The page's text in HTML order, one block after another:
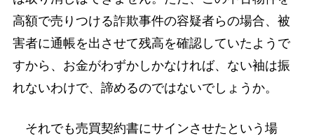
高額で売りつける詐欺事件の容疑者らの場合、被
害者に通帳を出させて残高を確認していたようで
すから、お金がわずかしかなければ、ない袖は振
れないわけで、諦めるのではないでしょうか。
それでも売買契約書にサインさせたという場